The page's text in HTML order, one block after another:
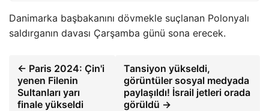
Danimarka başbakanını dövmekle suçlanan Polonyalı
saldırganın davası Çarşamba günü sona erecek.
← Paris 2024: Çin'i
yenen Filenin
Sultanları yarı
finale yükseldi
Tansiyon yükseldi,
görüntüler sosyal medyada
paylaşıldı! İsrail jetleri orada
görüldü →